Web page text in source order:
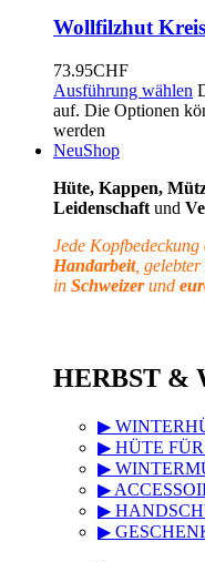
Wollfilzhut
73.95CHF
Ausführung wählen
auf. Die Optionen
werden
NeuShop
Hüte, Kappen,
Leidenschaft und
Jede
Handarbeit, gelebter
in Schweizerund
HERBST &
▶
▶ HÜTE
▶
▶
▶
▶